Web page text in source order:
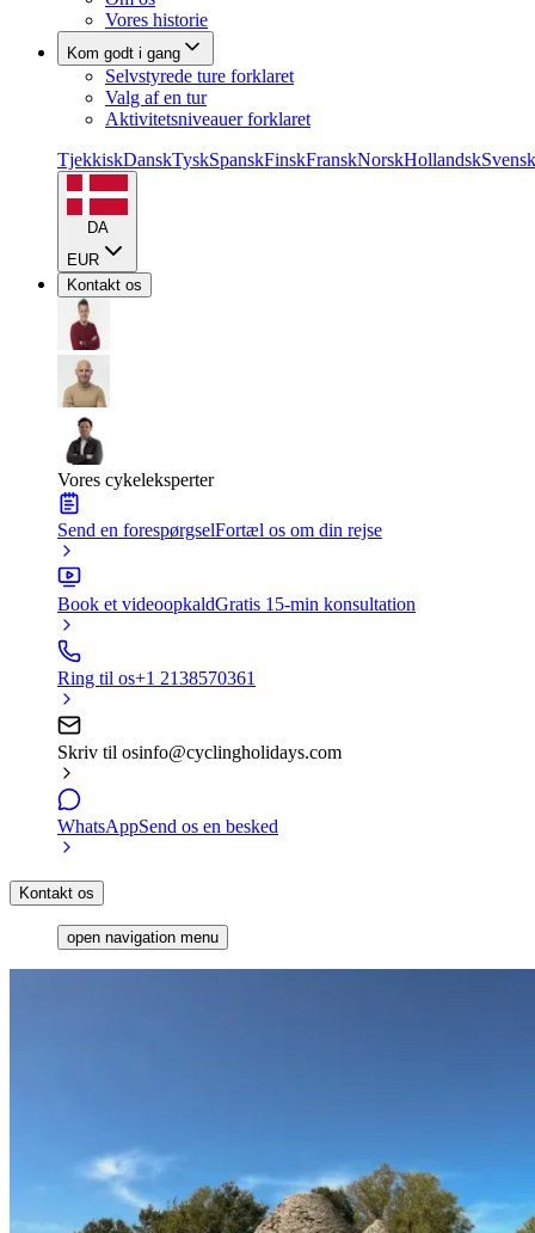
Vores historie
Kom godt i gang
Selvstyrede ture forklaret
Valg af en tur
Aktivitetsniveauer forklaret
TjekkiskDanskTyskSpanskFinskFranskNorskHollandskSvensk
DA
EUR
Kontakt os
Vores cykeleksperter
Send en forespørgselFortæl os om din rejse
Book et videoopkaldGratis 15-min konsultation
Ring til os+1 2138570361
Skriv til osinfo@cyclingholidays.com
WhatsAppSend os en besked
Kontakt os
open navigation menu